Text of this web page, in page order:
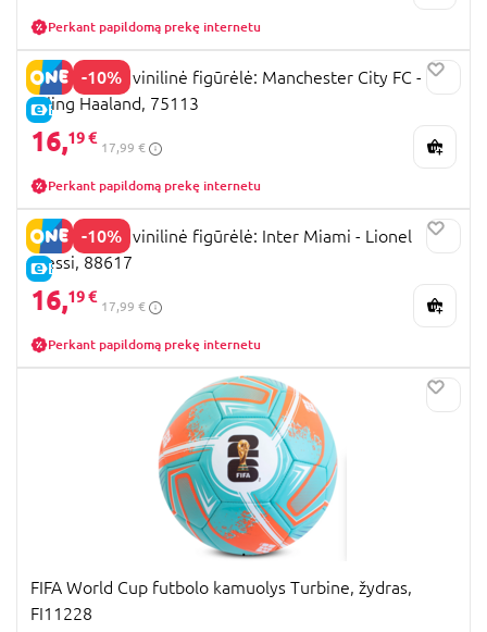
Perkant papildomą prekę internetu
-10%
E-KAINA
FUNKO POP! vinilinė figūrėlė: Manchester City FC -
Erling Haaland, 75113
16,19 €
17,99 €
Perkant papildomą prekę internetu
-10%
E-KAINA
FUNKO POP! vinilinė figūrėlė: Inter Miami - Lionel
Messi, 88617
16,19 €
17,99 €
Perkant papildomą prekę internetu
FIFA World Cup futbolo kamuolys Turbine, žydras,
FI11228